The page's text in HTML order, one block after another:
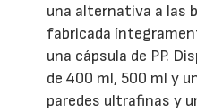
una alternativa a las
fabricada
una cápsula de PP.
de 400 ml, 500 ml y
paredes ultrafinas y